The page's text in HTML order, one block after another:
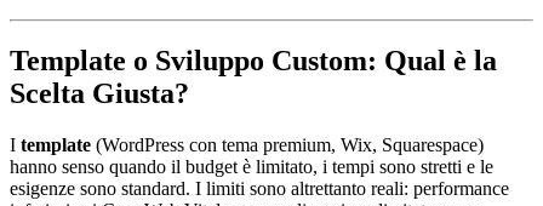
Template o Sviluppo Custom: Qual è la
Scelta Giusta?
I template (WordPress con tema premium, Wix, Squarespace)
hanno senso quando il budget è limitato, i tempi sono stretti e le
esigenze sono standard. I limiti sono altrettanto reali: performance